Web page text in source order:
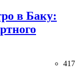
в Баку:
417